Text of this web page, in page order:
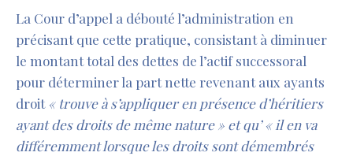
La Cour d’appel a débouté l’administration en
précisant que cette pratique, consistant à diminuer
le montant total des dettes de l’actif successoral
pour déterminer la part nette revenant aux ayants
droit « trouve à s’appliquer en présence d’héritiers
ayant des droits de même nature » et qu’ « il en va
différemment lorsque les droits sont démembrés